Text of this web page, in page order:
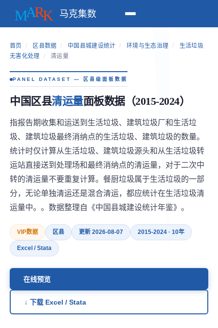
马克集数
首页 / 区县数据 / 中国县城建设统计 / 环境与生态治理 /
生活垃圾
无害化处理
/ 清运量
PANEL DATASET — 区县级面板数据
中国区县清运量面板数据（2015-2024）
指报告期收集和运送到生活垃圾、建筑垃圾厂和生活垃
圾、建筑垃圾最终消纳点的生活垃圾、建筑垃圾的数量。
统计时仅计算从生活垃圾、建筑垃圾源头和从生活垃圾转
运站直接送到处理场和最终消纳点的清运量，对于二次中
转的清运量不要重复计算。餐厨垃圾属于生活垃圾的一部
分，无论单独清运还是混合清运，都应统计在生活垃圾清
运量中。。数据整理自《中国县城建设统计年鉴》。
VIP数据 区县 更新 2026-08-07 2015-2024 · 10年
Excel / Stata
在线预览
↓ 下载 Excel / Stata